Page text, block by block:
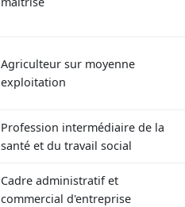
Agriculteur sur moyenne
exploitation
Profession intermédiaire de la
santé et du travail social
Cadre administratif et
commercial d'entreprise